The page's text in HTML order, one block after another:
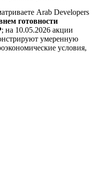
Arab Developers
готовности
; на 10.05.2026 акции
умеренную
условия,